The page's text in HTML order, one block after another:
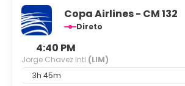
Copa Airlines - CM 132
Direto
4:40 PM
Jorge Chavez Intl (LIM)
3h 45m